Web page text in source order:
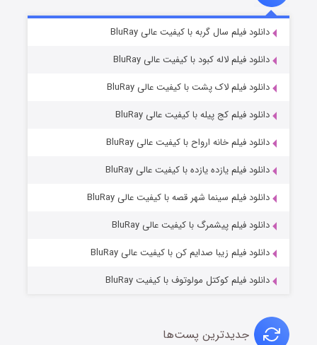
قسمت۲ (زیرنویس) منتشر شد دانلود فیلم سال گربه با کیفیت عالی BluRay
دانلود فیلم لاله کبود با کیفیت عالی BluRay
دانلود فیلم لاک پشت با کیفیت عالی BluRay
دانلود فیلم کج‌ پیله با کیفیت عالی BluRay
دانلود فیلم خانه ارواح با کیفیت عالی BluRay
دانلود فیلم یازده یازده با کیفیت عالی BluRay
دانلود فیلم سینما شهر قصه با کیفیت عالی BluRay
دانلود فیلم پیشمرگ با کیفیت عالی BluRay
دانلود فیلم زیبا صدایم کن با کیفیت عالی BluRay
دانلود فیلم کوکتل مولوتوف با کیفیت BluRay
جدیدترین پست‌ها